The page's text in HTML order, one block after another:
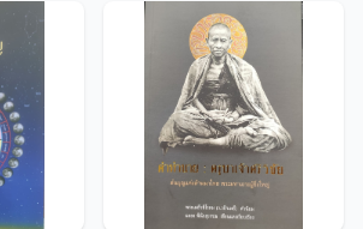
ยงใหม่
สัพพะตำราดาราศาสตร์กลุ่ม
ชาติพันธุ์ไท (ปริวรรตจากคัมภีร์ใบ
ลานและพับสา)
ดิเรก อินจันทร์